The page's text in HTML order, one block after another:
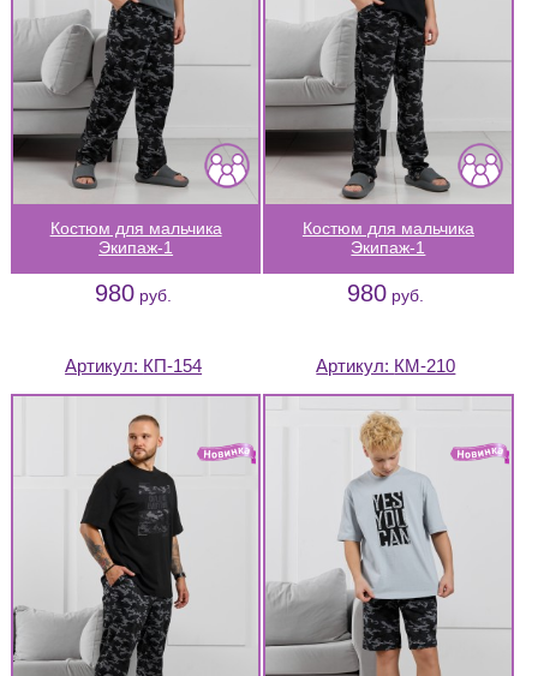
Костюм для мальчика
Экипаж-1
980 руб.
Костюм для мальчика
Экипаж-1
980 руб.
Артикул: КП-154 Артикул: КМ-210